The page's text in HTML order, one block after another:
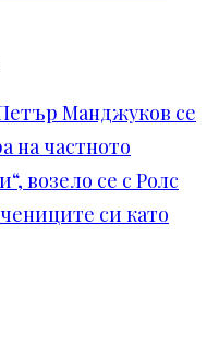
Манджуков се
на частното
возело се с Ролс
си като